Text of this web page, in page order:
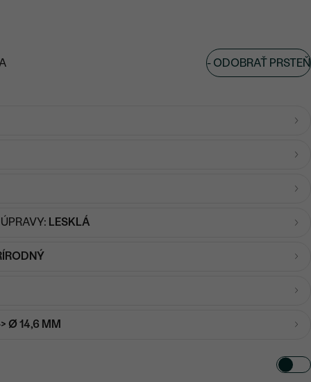
-ODOBRAŤ PRSTEŇ
LESKLÁ
Ø 14,6 MM